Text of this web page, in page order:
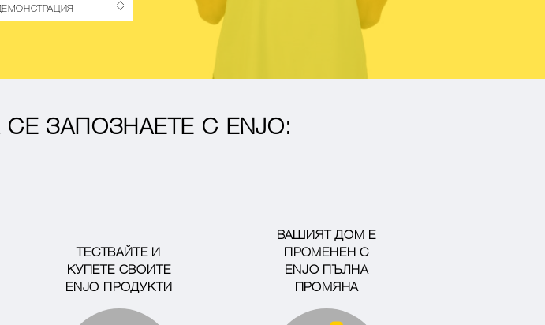
ЗАПОЗНАЕТЕ С ENJO:
ТЕСТВАЙТЕ И
КУПЕТЕ СВОИТЕ
ENJO ПРОДУКТИ
ВАШИЯТ ДОМ Е
ПРОМЕНЕН С
ENJO ПЪЛНА
ПРОМЯНА